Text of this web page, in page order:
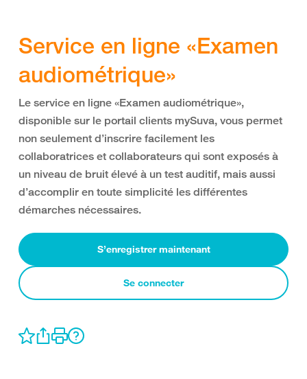
Service en ligne «Examen
audiométrique»
Le service en ligne «Examen audiométrique»,
disponible sur le portail clients mySuva, vous permet
non seulement d’inscrire facilement les
collaboratrices et collaborateurs qui sont exposés à
un niveau de bruit élevé à un test auditif, mais aussi
d’accomplir en toute simplicité les différentes
démarches nécessaires.
S’enregistrer maintenant
Se connecter